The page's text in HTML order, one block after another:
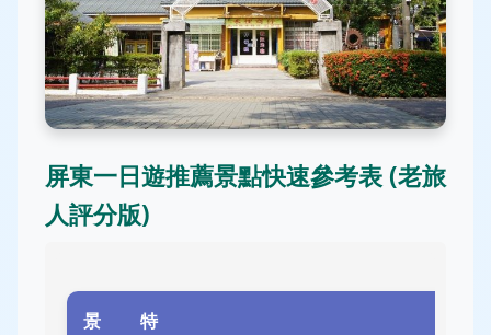
屏東一日遊推薦景點快速參考表 (老旅
人評分版)
景
特